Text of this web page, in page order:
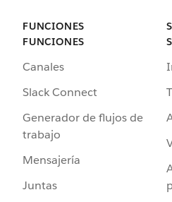
FUNCIONES
FUNCIONES
Canales
Slack Connect
Generador de flujos de
trabajo
Mensajería
Juntas